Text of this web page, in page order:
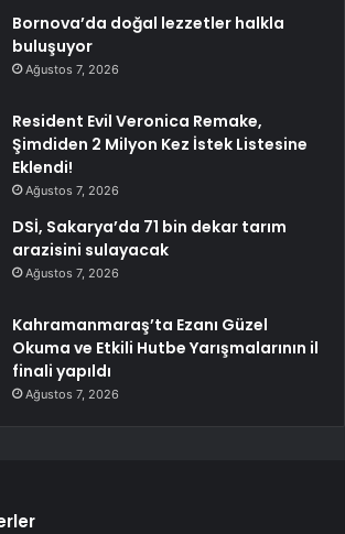
Bornova’da doğal lezzetler halkla
buluşuyor
Ağustos 7, 2026
Resident Evil Veronica Remake,
Şimdiden 2 Milyon Kez İstek Listesine
Eklendi!
Ağustos 7, 2026
DSİ, Sakarya’da 71 bin dekar tarım
arazisini sulayacak
Ağustos 7, 2026
Kahramanmaraş’ta Ezanı Güzel
Okuma ve Etkili Hutbe Yarışmalarının il
finali yapıldı
Ağustos 7, 2026